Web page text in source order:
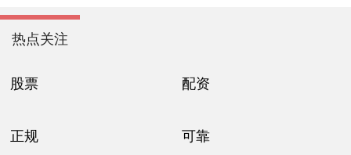
热点关注
股票 配资
正规 可靠